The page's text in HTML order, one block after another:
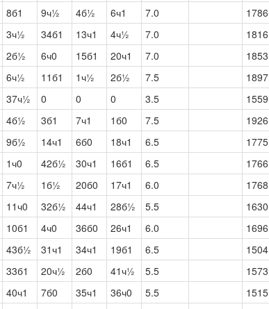
8б1 9ч½ 4б½ 6ч1 7.0 1786
3ч½ 34б1 13ч1 4ч½ 7.0 1816
2б½ 6ч0 15б1 20ч1 7.0 1853
6ч½ 11б1 1ч½ 2б½ 7.5 1897
37ч½ 0 0 0 3.5 1559
4б½ 3б1 7ч1 1б0 7.5 1926
9б½ 14ч1 6б0 18ч1 6.5 1775
1ч0 42б½ 30ч1 16б1 6.5 1766
7ч½ 1б½ 20б0 17ч1 6.0 1768
11ч0 32б½ 44ч1 28б½ 5.5 1630
10б1 4ч0 36б0 26ч1 6.0 1696
43б½ 31ч1 34ч1 19б1 6.5 1504
33б1 20ч½ 2б0 41ч½ 5.5 1573
40ч1 7б0 35ч1 36ч0 5.5 1515